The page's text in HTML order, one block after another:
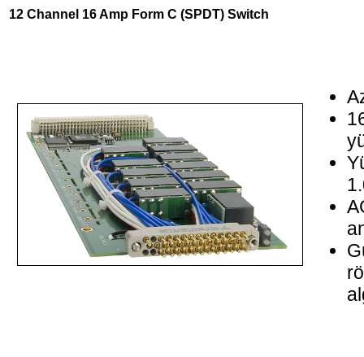
12 Channel 16 Amp Form C (SPDT) Switch